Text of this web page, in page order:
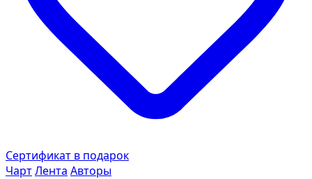
Сертификат в подарок
ЧартЛента Авторы